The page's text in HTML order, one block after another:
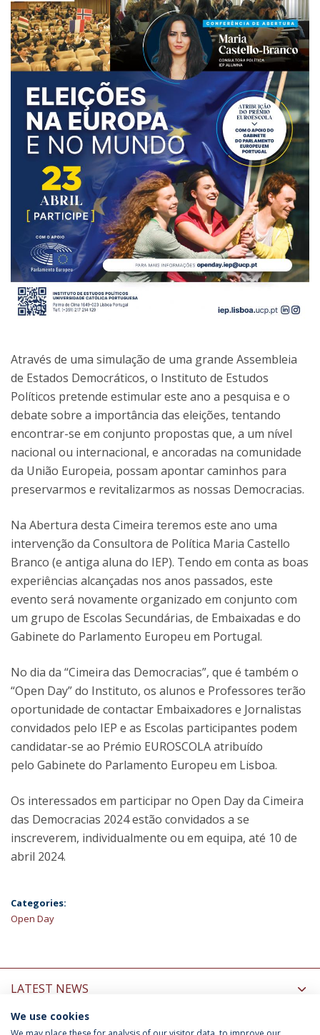
Através de uma simulação de uma grande Assembleia
de Estados Democráticos, o Instituto de Estudos
Políticos pretende estimular este ano a pesquisa e o
debate sobre a importância das eleições, tentando
encontrar-se em conjunto propostas que, a um nível
nacional ou internacional, e ancoradas na comunidade
da União Europeia, possam apontar caminhos para
preservarmos e revitalizarmos as nossas Democracias.
Na Abertura desta Cimeira teremos este ano uma
intervenção da Consultora de Política Maria Castello
Branco (e antiga aluna do IEP). Tendo em conta as boas
experiências alcançadas nos anos passados, este
evento será novamente organizado em conjunto com
um grupo de Escolas Secundárias, de Embaixadas e do
Gabinete do Parlamento Europeu em Portugal.
No dia da “Cimeira das Democracias”, que é também o
“Open Day” do Instituto, os alunos e Professores terão
oportunidade de contactar Embaixadores e Jornalistas
convidados pelo IEP e as Escolas participantes podem
candidatar-se ao Prémio EUROSCOLA atribuído
pelo Gabinete do Parlamento Europeu em Lisboa.
Os interessados em participar no Open Day da Cimeira
das Democracias 2024 estão convidados a se
inscreverem, individualmente ou em equipa, até 10 de
abril 2024.
Categories:
Open Day
LATEST NEWS
We use cookies